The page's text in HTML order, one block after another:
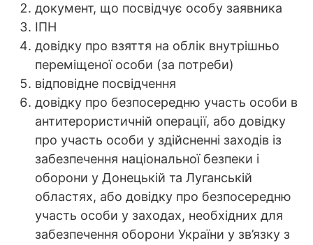
документ, що посвідчує особу заявника
ІПН
довідку про взяття на облік внутрішньо
переміщеної особи (за потреби)
відповідне посвідчення
довідку про безпосередню участь особи в
антитерористичній операції, або довідку
про участь особи у здійсненні заходів із
забезпечення національної безпеки і
оборони у Донецькій та Луганській
областях, або довідку про безпосередню
участь особи у заходах, необхідних для
забезпечення оборони України у зв’язку з